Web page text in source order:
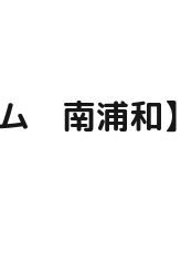
ム 南浦和